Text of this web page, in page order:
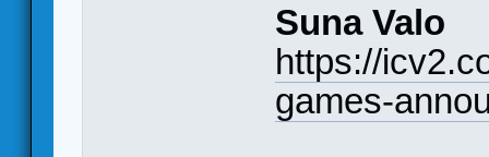
Suna Valo
https://
games-